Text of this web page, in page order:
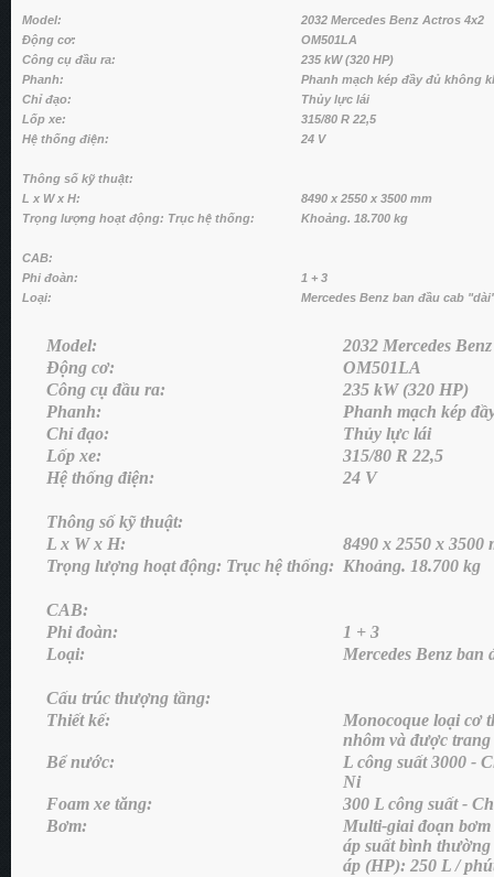
Model:
2032 Mercedes Benz Actros 4x2
Động cơ:
OM501LA
Công cụ đầu ra:
235 kW (320 HP)
Phanh:
Phanh mạch kép đầy đủ không
Chỉ đạo:
Thủy lực lái
Lốp xe:
315/80 R 22,5
Hệ thống điện:
24 V
Thông số kỹ thuật:
L x W x H:
8490 x 2550 x 3500 mm
Trọng lượng hoạt động: Trục hệ thống:
Khoảng. 18.700 kg
CAB:
Phi đoàn:
1 + 3
Loại:
Mercedes Benz ban đầu cab
Model:
2032 Mercedes
Động cơ:
OM501LA
Công cụ đầu ra:
235 kW (320 HP)
Phanh:
Phanh mạch kép
Chỉ đạo:
Thủy lực lái
Lốp xe:
315/80 R 22,5
Hệ thống điện:
24 V
Thông số kỹ thuật:
L x W x H:
8490 x 2550 x 3500
Trọng lượng hoạt động: Trục hệ thống: Khoảng. 18.700 kg
CAB:
Phi đoàn:
1 + 3
Loại:
Mercedes Benz
Cấu trúc thượng tầng:
Thiết kế:
Monocoque loại cơ
nhôm và được
Bể nước:
L công suất 3000 -
Ni
Foam xe tăng:
300 L công suất -
Bơm:
Multi-giai đoạn
áp suất bình
áp (HP): 250 L /